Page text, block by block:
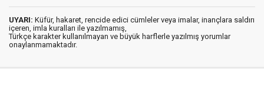
UYARI: Küfür, hakaret, rencide edici cümleler veya imalar, inançlara saldırı
içeren, imla kuralları ile yazılmamış,
Türkçe karakter kullanılmayan ve büyük harflerle yazılmış yorumlar
onaylanmamaktadır.